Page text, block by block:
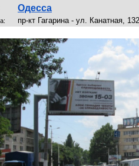
Одесса
пр-кт Гагарина - ул. Канатная,